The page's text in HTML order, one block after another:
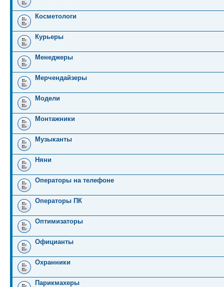
Косметологи
Курьеры
Менеджеры
Мерчендайзеры
Модели
Монтажники
Музыканты
Няни
Операторы на телефоне
Операторы ПК
Оптимизаторы
Официанты
Охранники
Парикмахеры